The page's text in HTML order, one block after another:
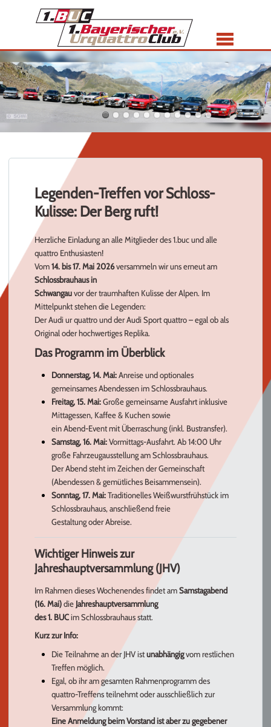
Menü
Legenden-Treffen vor Schloss-
Kulisse: Der Berg ruft!
Herzliche Einladung an alle Mitglieder des 1.buc und alle
quattro Enthusiasten!
Vom14. bis 17. Mai 2026versammeln wir uns erneut am
Schlossbrauhaus in
Schwangauvor der traumhaften Kulisse der Alpen. Im
Mittelpunkt stehen die Legenden:
Der Audi ur quattro und der Audi Sport quattro – egal ob als
Original oder hochwertiges Replika.
Das Programm im Überblick
Donnerstag, 14. Mai:Anreise und optionales
gemeinsames Abendessen im Schlossbrauhaus.
Freitag, 15. Mai:Große gemeinsame Ausfahrt inklusive
Mittagessen, Kaffee & Kuchen sowie
ein Abend-Event mit Überraschung (inkl. Bustransfer).
Samstag, 16. Mai:Vormittags-Ausfahrt. Ab 14:00 Uhr
große Fahrzeugausstellung am Schlossbrauhaus.
Der Abend steht im Zeichen der Gemeinschaft
(Abendessen & gemütliches Beisammensein).
Sonntag, 17. Mai:Traditionelles Weißwurstfrühstück im
Schlossbrauhaus, anschließend freie
Gestaltung oder Abreise.
Wichtiger Hinweis zur
Jahreshauptversammlung (JHV)
Im Rahmen dieses Wochenendes findet amSamstagabend
(16. Mai)die Jahreshauptversammlung
des 1. BUCim Schlossbrauhaus statt.
Kurz zur Info:
Die Teilnahme an der JHV istunabhängigvom restlichen
Treffen möglich.
Egal, ob ihr am gesamten Rahmenprogramm des
quattro-Treffens teilnehmt oder ausschließlich zur
Versammlung kommt:
Eine Anmeldung beim Vorstand ist aber zu gegebener